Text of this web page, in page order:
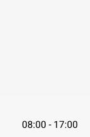
08:00 - 17:00